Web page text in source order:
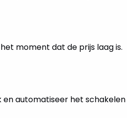
moment dat de prijs laag is.
en automatiseer het schakelen